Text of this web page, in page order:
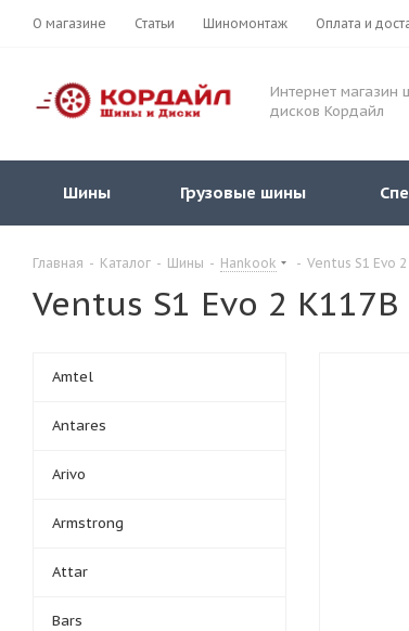
О магазине Статьи Шиномонтаж Оплата и
Интернет магазин
дисков Кордайл
Шины Грузовые шины
Главная - Каталог - Шины - Hankook - Ventus S1 Evo 2
Ventus S1 Evo 2 K117B
Amtel
Antares
Arivo
Armstrong
Attar
Bars